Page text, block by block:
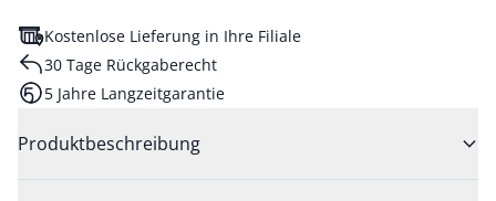
Kostenlose Lieferung in Ihre Filiale
30 Tage Rückgaberecht
5 Jahre Langzeitgarantie
Produktbeschreibung